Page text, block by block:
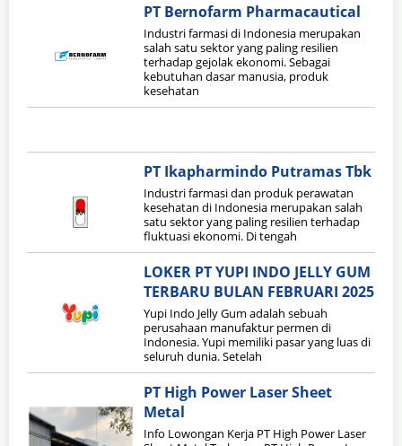
PT Bernofarm Pharmacautical
Industri farmasi di Indonesia merupakan
salah satu sektor yang paling resilien
terhadap gejolak ekonomi. Sebagai
kebutuhan dasar manusia, produk
kesehatan
PT Ikapharmindo Putramas Tbk
Industri farmasi dan produk perawatan
kesehatan di Indonesia merupakan salah
satu sektor yang paling resilien terhadap
fluktuasi ekonomi. Di tengah
LOKER PT YUPI INDO JELLY GUM
TERBARU BULAN FEBRUARI 2025
Yupi Indo Jelly Gum adalah sebuah
perusahaan manufaktur permen di
Indonesia. Yupi memiliki pasar yang luas di
seluruh dunia. Setelah
PT High Power Laser Sheet
Metal
Info Lowongan Kerja PT High Power Laser